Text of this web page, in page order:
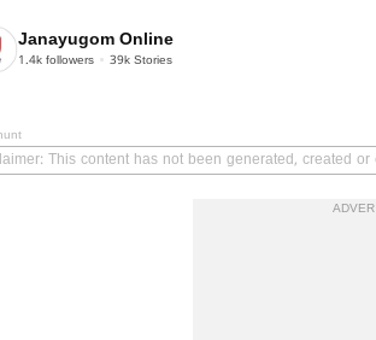
Janayugom Online
1.4k followers 39k Stories
: This content has not been generated, created